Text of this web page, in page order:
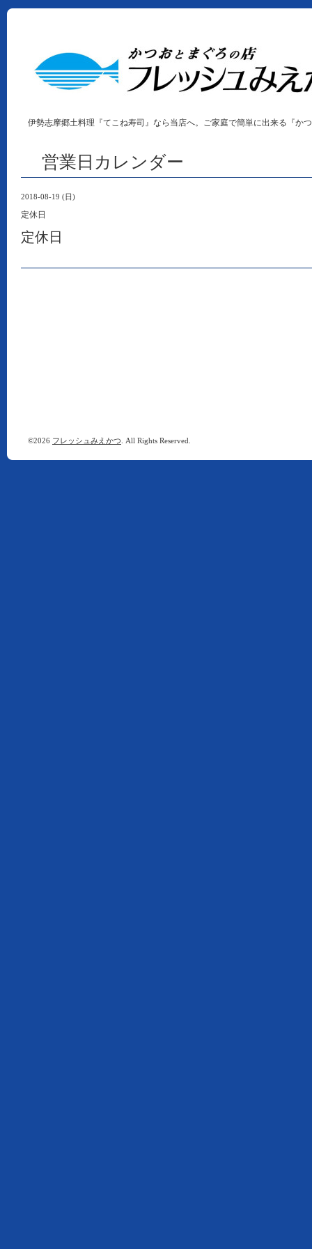
伊勢志摩郷土料理『てこね寿司』なら当店へ。ご家庭で簡単に出来る『か
営業日カレンダー
2018-08-19 (日)
定休日
定休日
©2026 フレッシュみえかつ . All Rights Reserved.